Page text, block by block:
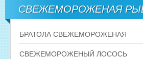
СВЕЖЕМОРОЖЕНАЯ
БРАТОЛА СВЕЖЕМОРОЖЕНАЯ
СВЕЖЕМОРОЖЕНЫЙ ЛОСОСЬ